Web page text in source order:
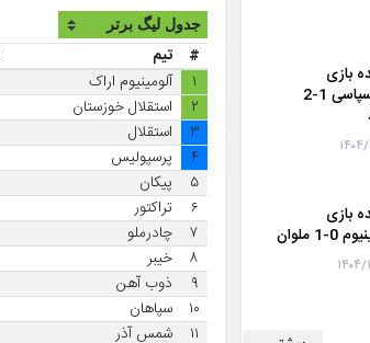
بازی
فجرسپاسی 1-2
۰۷
بازی
0-1 ملوان
۰۵
# تیم
۱
آلومینیوم اراک
۲
استقلال خوزستان
۳
استقلال
۴
پرسپولیس
۵
پیکان
۶
تراکتور
۷
چادرملو
۸
خیبر
۹
ذوب آهن
۱۰
سپاهان
۱۱
شمس آذر